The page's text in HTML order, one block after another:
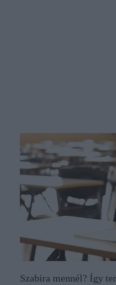
Szabira mennél? Így